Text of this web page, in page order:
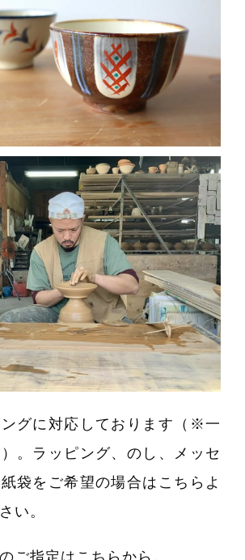
グに対応しております（※一
。ラッピング、のし、メッセ
袋をご希望の場合はこちらよ
い。